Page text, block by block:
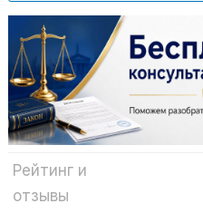
Рейтинг и
отзывы